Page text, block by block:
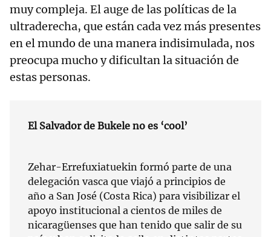
muy compleja. El auge de las políticas de la
ultraderecha, que están cada vez más presentes
en el mundo de una manera indisimulada, nos
preocupa mucho y dificultan la situación de
estas personas.
El Salvador de Bukele no es ‘cool’
Zehar-Errefuxiatuekin formó parte de una
delegación vasca que viajó a principios de
año a San José (Costa Rica) para visibilizar el
apoyo institucional a cientos de miles de
nicaragüenses que han tenido que salir de su